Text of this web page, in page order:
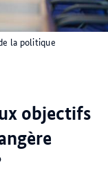
la politique
objectifs